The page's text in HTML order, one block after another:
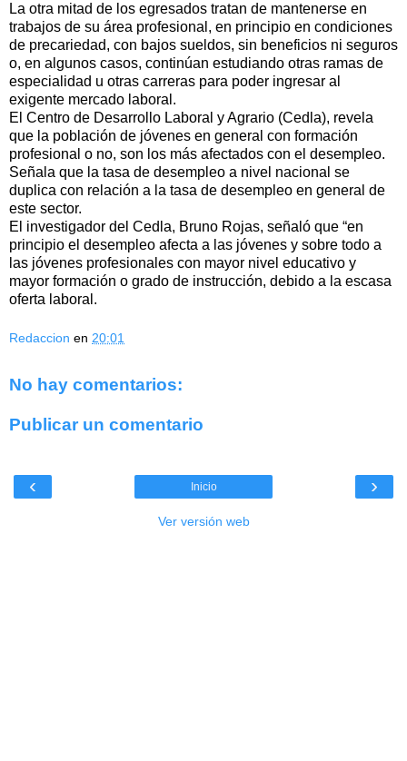
La otra mitad de los egresados tratan de mantenerse en
trabajos de su área profesional, en principio en condiciones
de precariedad, con bajos sueldos, sin beneficios ni seguros
o, en algunos casos, continúan estudiando otras ramas de
especialidad u otras carreras para poder ingresar al
exigente mercado laboral.
El Centro de Desarrollo Laboral y Agrario (Cedla), revela
que la población de jóvenes en general con formación
profesional o no, son los más afectados con el desempleo.
Señala que la tasa de desempleo a nivel nacional se
duplica con relación a la tasa de desempleo en general de
este sector.
El investigador del Cedla, Bruno Rojas, señaló que “en
principio el desempleo afecta a las jóvenes y sobre todo a
las jóvenes profesionales con mayor nivel educativo y
mayor formación o grado de instrucción, debido a la escasa
oferta laboral.
Redaccion en 20:01
No hay comentarios:
Publicar un comentario
‹ ›
Inicio
Ver versión web